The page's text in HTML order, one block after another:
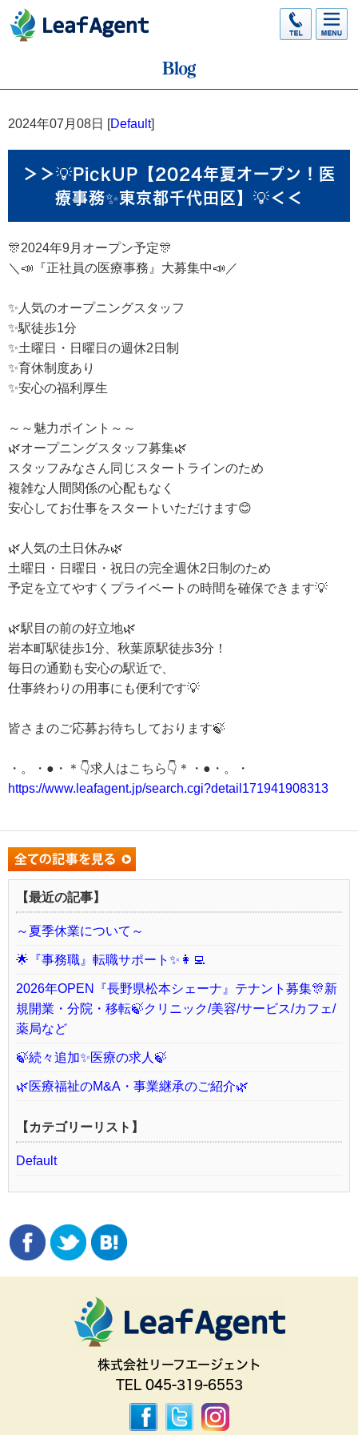
2024年07月08日 [Default]
＞＞💡PickUP【2024年夏オープン！医
療事務✨東京都千代田区】💡＜＜
🎊2024年9月オープン予定🎊
＼📣『正社員の医療事務』大募集中📣／
✨人気のオープニングスタッフ
✨駅徒歩1分
✨土曜日・日曜日の週休2日制
✨育休制度あり
✨安心の福利厚生
～～魅力ポイント～～
🌿オープニングスタッフ募集🌿
スタッフみなさん同じスタートラインのため
複雑な人間関係の心配もなく
安心してお仕事をスタートいただけます😊
🌿人気の土日休み🌿
土曜日・日曜日・祝日の完全週休2日制のため
予定を立てやすくプライベートの時間を確保できます💡
🌿駅目の前の好立地🌿
岩本町駅徒歩1分、秋葉原駅徒歩3分！
毎日の通勤も安心の駅近で、
仕事終わりの用事にも便利です💡
皆さまのご応募お待ちしております🍃
・。・●・＊👇求人はこちら👇＊・●・。・
https://www.leafagent.jp/search.cgi?detail171941908313
【最近の記事】
～夏季休業について～
🌟『事務職』転職サポート✨👩‍💻
2026年OPEN『長野県松本シェーナ』テナント募集🎊新
規開業・分院・移転🍃クリニック/美容/サービス/カフェ/
薬局など
🍃続々追加✨医療の求人🍃
🌿医療福祉のM&A・事業継承のご紹介🌿
【カテゴリーリスト】
Default
株式会社リーフエージェント
TEL 045-319-6553